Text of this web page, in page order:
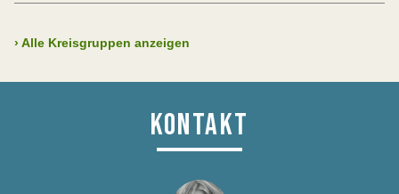
› Alle Kreisgruppen anzeigen
KONTAKT